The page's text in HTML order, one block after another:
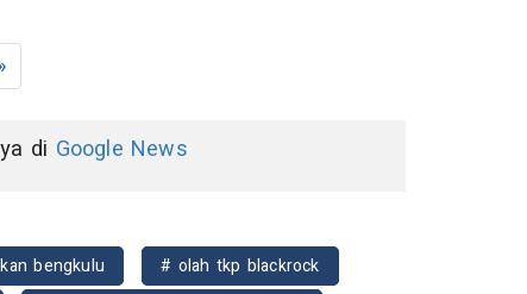
di Google News
bengkulu
# olah tkp blackrock